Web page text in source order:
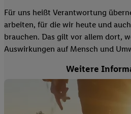
Für uns heißt Verantwortung
arbeiten, für die wir heute und
brauchen. Das gilt vor allem dort,
Auswirkungen auf Mensch und
Weitere